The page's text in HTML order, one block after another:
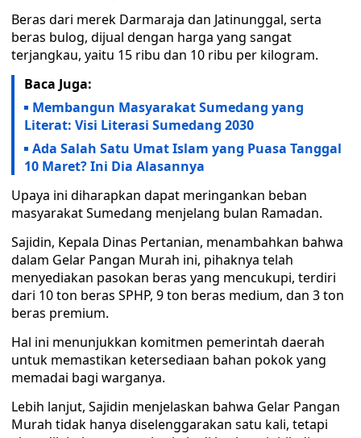
Beras dari merek Darmaraja dan Jatinunggal, serta
beras bulog, dijual dengan harga yang sangat
terjangkau, yaitu 15 ribu dan 10 ribu per kilogram.
Baca Juga:
Membangun Masyarakat Sumedang yang
Literat: Visi Literasi Sumedang 2030
Ada Salah Satu Umat Islam yang Puasa Tanggal
10 Maret? Ini Dia Alasannya
Upaya ini diharapkan dapat meringankan beban
masyarakat Sumedang menjelang bulan Ramadan.
Sajidin, Kepala Dinas Pertanian, menambahkan bahwa
dalam Gelar Pangan Murah ini, pihaknya telah
menyediakan pasokan beras yang mencukupi, terdiri
dari 10 ton beras SPHP, 9 ton beras medium, dan 3 ton
beras premium.
Hal ini menunjukkan komitmen pemerintah daerah
untuk memastikan ketersediaan bahan pokok yang
memadai bagi warganya.
Lebih lanjut, Sajidin menjelaskan bahwa Gelar Pangan
Murah tidak hanya diselenggarakan satu kali, tetapi